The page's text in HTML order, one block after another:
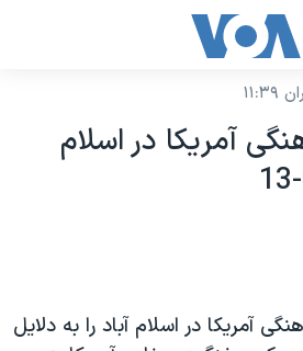
آمريکا در اسلام
آمريکا در اسلام آباد را به دلايل